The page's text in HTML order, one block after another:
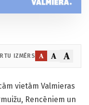
IZMĒRS A A A
vietām Valmieras
Rencēniem un